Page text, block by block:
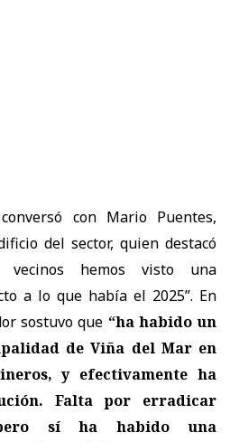
con Mario Puentes,
del sector, quien destacó
vecinos hemos visto una
a lo que había el 2025”. En
sostuvo que “ha habido un
de Viña del Mar en
y efectivamente ha
Falta por erradicar
sí ha habido una